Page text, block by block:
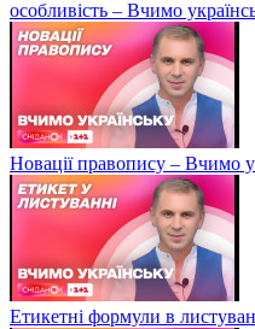
особливість – Вчимо
Новації правопису – Вчимо
Етикетні формули в